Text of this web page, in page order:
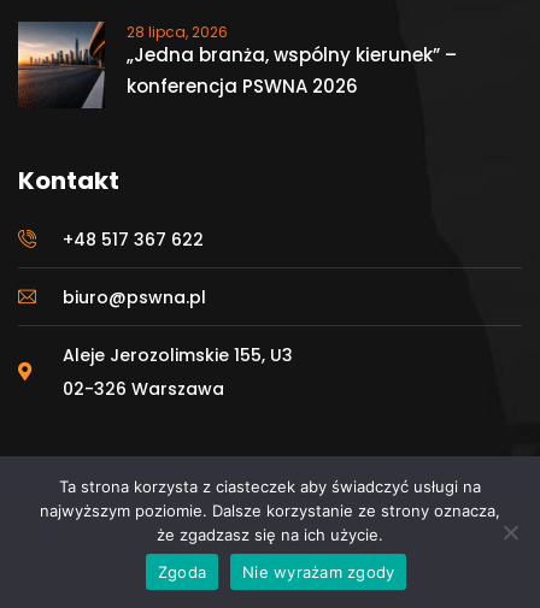
28 lipca, 2026
„Jedna branża, wspólny kierunek” –
konferencja PSWNA 2026
Kontakt
+48 517 367 622
biuro@pswna.pl
Aleje Jerozolimskie 155, U3
02-326 Warszawa
© 2025 Polskie Stowarzyszenie Wykonawców
Nawierzchni Asfaltowych
Ta strona korzysta z ciasteczek aby świadczyć usługi na
najwyższym poziomie. Dalsze korzystanie ze strony oznacza,
że zgadzasz się na ich użycie.
Zgoda
Nie wyrażam zgody